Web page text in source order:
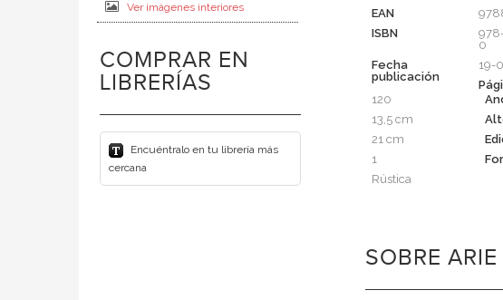
Ver imágenes interiores
COMPRAR EN
LIBRERÍAS
Encuéntralo en tu librería más
cercana
EAN
ISBN
0
Fecha
publicación
19-
120
13,5 cm
21 cm
1
Rústica
SOBRE